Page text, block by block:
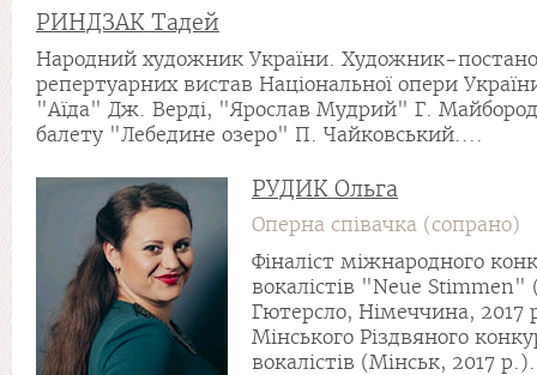
РИНДЗАК Тадей
Народний художник України. Художник-
репертуарних вистав Національної опери
"Аїда" Дж. Верді, "Ярослав Мудрий" Г.
балету "Лебедине озеро" П. Чайковський....
РУДИК Ольга
Оперна співачка (сопрано)
Фіналіст міжнародного
вокалістів "Neue
Гютерсло, Німеччина, 2017
Мінського Різдвяного
вокалістів (Мінськ, 2017